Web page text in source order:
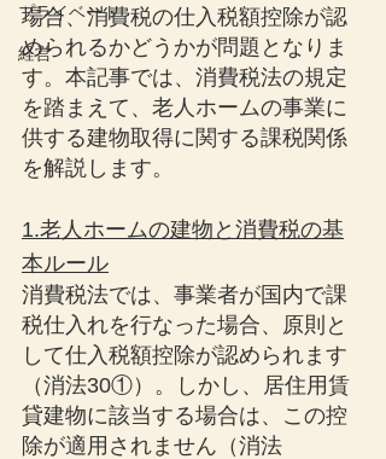
プライベート
経営
場合、消費税の仕入税額控除が認
められるかどうかが問題となりま
す。本記事では、消費税法の規定
を踏まえて、老人ホームの事業に
供する建物取得に関する課税関係
を解説します。
1.老人ホームの建物と消費税の基
本ルール
消費税法では、事業者が国内で課
税仕入れを行なった場合、原則と
して仕入税額控除が認められます
（消法30①）。しかし、居住用賃
貸建物に該当する場合は、この控
除が適用されません（消法